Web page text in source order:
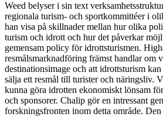
Weed belyser i sin text
regionala turism- och sportkommittéer i
han visa på skillnader mellan hur olika
turism och idrott och hur det påverkar
gemensam policy för idrottsturismen.
resmålsmarknadföring främst handlar om
destinationsimage och att idrottsturism
sälja ett resmål till turister och näringsliv.
kunna göra idrotten ekonomiskt lönsam
och sponsorer. Chalip gör en intressant
forskningsfronten inom detta område.